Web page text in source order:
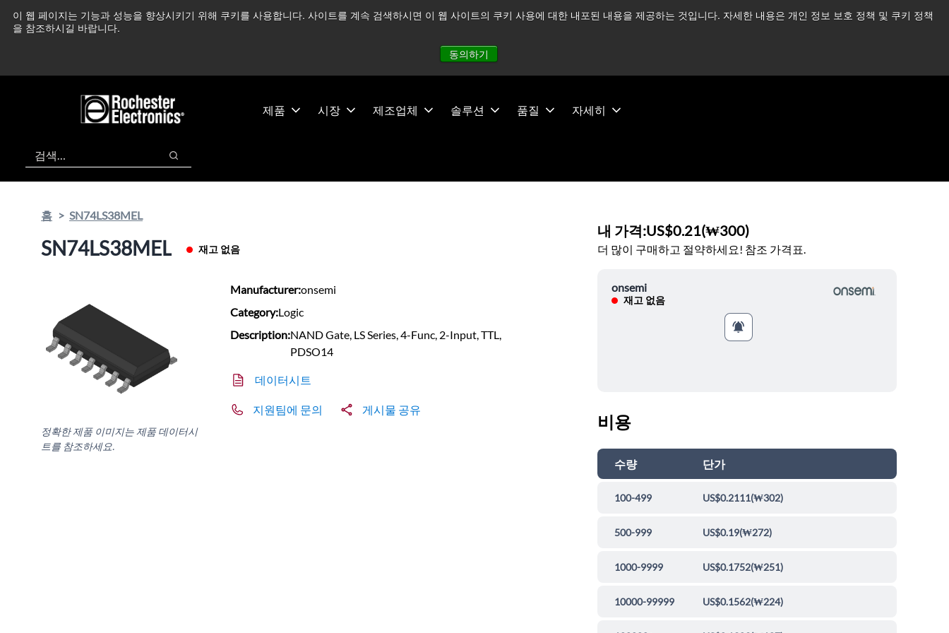
이 웹 페이지는 기능과 성능을 향상시키기 위해 쿠키를 사용합니다. 사이트를 계속 검색하시면 이 웹 사이트의 쿠키 사용에 대한 내포된 내용을 제공하는 것입니다. 자세한 내용은 개인 정보 보호 정책 및 쿠키 정책
을 참조하시길 바랍니다.
동의하기
츠
건
중동 지역 상황을 지속적으로 주시하고 있으며, 모든 서비스는 정상적으로 운영되고 있습니다. 더 읽어보기 →
제품 시장 제조업체 솔루션 품질 자세히
검색
검색
홈 SN74LS38MEL
SN74LS38MEL 재고 없음
정확한 제품 이미지는 제품 데이터시
트를 참조하세요.
Manufacturer:onsemi
Category:Logic
Description:NAND Gate, LS Series, 4-Func, 2-Input, TTL,
PDSO14
데이터시트
지원팀에 문의 게시물 공유
내 가격:US$0.21(₩300)
더 많이 구매하고 절약하세요! 참조 가격표.
onsemi
재고 없음
비용
수량 단가
100-499 US$0.2111(₩302)
500-999 US$0.19(₩272)
1000-9999 US$0.1752(₩251)
10000-99999 US$0.1562(₩224)